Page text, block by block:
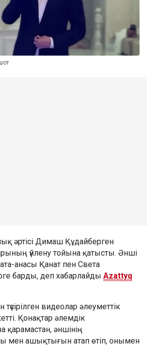
әртісі Димаш Құдайберген
үйлену тойына қатысты. Әнші
анасы Қанат пен Света
барды, деп хабарлайды Azattyq
видеолар әлеуметтік
Қонақтар әлемдік
әншінің
мен ашықтығын атап өтіп, онымен